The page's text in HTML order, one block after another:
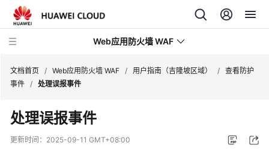
Web应用防火墙 WAF
新
动
文档首页 / Web应用防火墙 WAF / 用户指南（吉隆坡区域） / 查看防护
事件 / 处理误报事件
处理误报事件
更新时间： 2025-09-11 GMT+08:00